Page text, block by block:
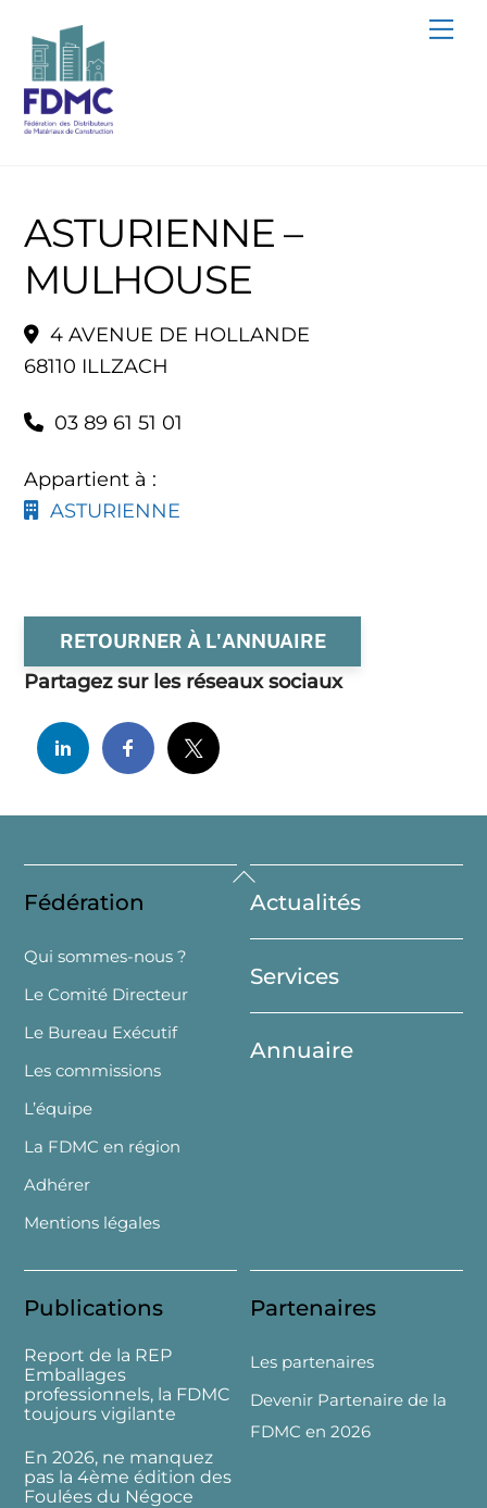
content
ASTURIENNE –
MULHOUSE
4 AVENUE DE HOLLANDE
68110 ILLZACH
03 89 61 51 01
Appartient à :
ASTURIENNE
RETOURNER À L'ANNUAIRE
Partagez sur les réseaux sociaux
Back
To
Top
Fédération
Qui sommes-nous ?
Le Comité Directeur
Le Bureau Exécutif
Les commissions
L’équipe
La FDMC en région
Adhérer
Mentions légales
Actualités
Services
Annuaire
Publications
Report de la REP
Emballages
professionnels, la FDMC
toujours vigilante
En 2026, ne manquez
pas la 4ème édition des
Foulées du Négoce
Partenaires
Les partenaires
Devenir Partenaire de la
FDMC en 2026